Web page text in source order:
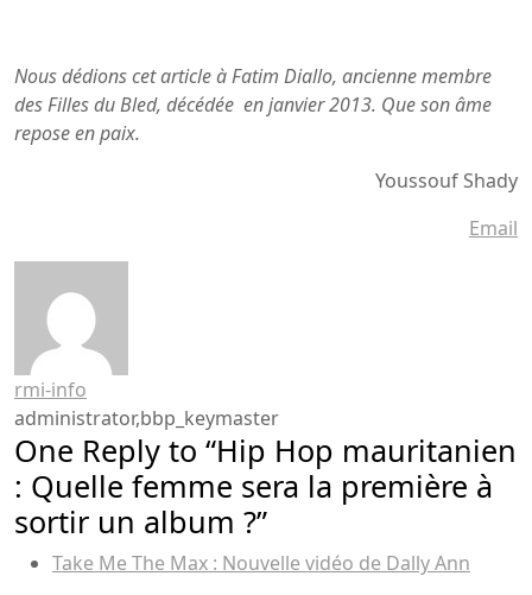
Nous dédions cet article à Fatim Diallo, ancienne membre
des Filles du Bled, décédée en janvier 2013. Que son âme
repose en paix.
Youssouf Shady
Email
rmi-info
administrator,bbp_keymaster
One Reply to “Hip Hop mauritanien
: Quelle femme sera la première à
sortir un album ?”
Take Me The Max : Nouvelle vidéo de Dally Ann